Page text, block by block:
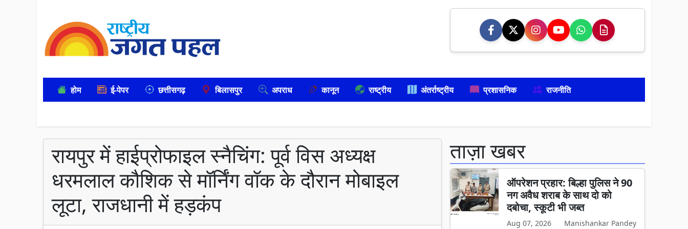
होम ई-पेपर छत्तीसगढ़ बिलासपुर अपराध कानून राष्ट्रीय अंतर्राष्ट्रीय प्रशासनिक राजनीति
रायपुर में हाईप्रोफाइल स्नैचिंग: पूर्व विस अध्यक्ष
धरमलाल कौशिक से मॉर्निंग वॉक के दौरान मोबाइल
लूटा, राजधानी में हड़कंप
ताज़ा खबर
ऑपरेशन प्रहार: बिल्हा पुलिस ने 90
नग अवैध शराब के साथ दो को
दबोचा, स्कूटी भी जब्त
Aug 07, 2026 Manishankar Pandey